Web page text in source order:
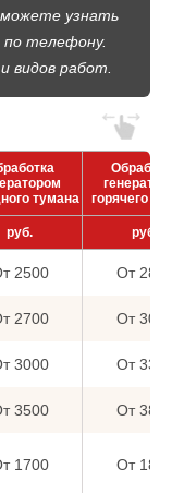
узнать
по телефону.
видов работ.
тумана
горячего
руб. руб.
2500 От
2700 От
3000 От
3500 От
1700 От